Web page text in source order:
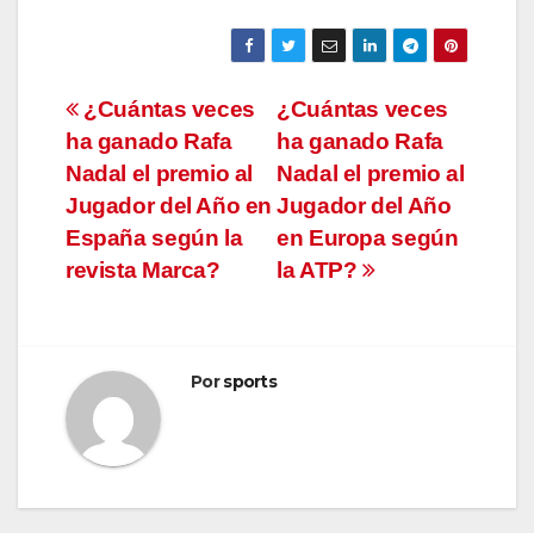
Navegación
de
entradas
¿Cuántas veces
ha ganado Rafa
Nadal el premio al
Jugador del Año
en Europa según
la ATP?
¿Cuántas veces
ha ganado Rafa
Nadal el premio al
Jugador del Año en
España según la
revista Marca?
Porsports